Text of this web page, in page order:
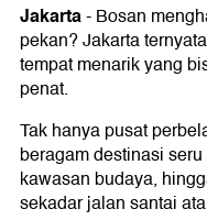
Jakarta-Bosan
pekan? Jakarta
tempat menarik yang
penat.
Tak hanya pusat
beragam destinasi
kawasan budaya,
sekadar jalan santai